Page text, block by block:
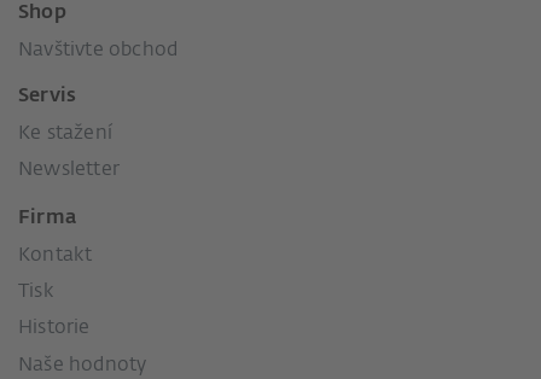
Shop
Navštivte obchod
Servis
Ke stažení
Newsletter
Firma
Kontakt
Tisk
Historie
Naše hodnoty